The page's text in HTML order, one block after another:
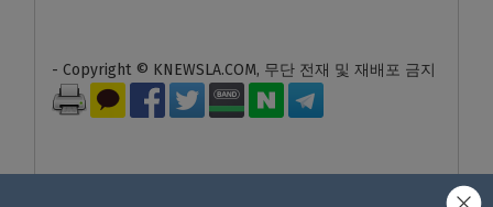
- Copyright © KNEWSLA.COM, 무단 전재 및 재배포 금지